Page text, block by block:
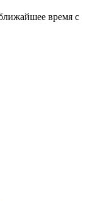
время с